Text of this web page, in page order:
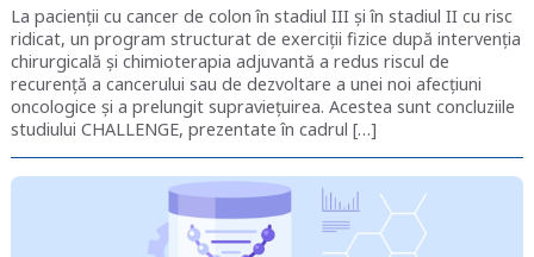
La pacienții cu cancer de colon în stadiul III și în stadiul II cu risc
ridicat, un program structurat de exerciții fizice după intervenția
chirurgicală și chimioterapia adjuvantă a redus riscul de
recurență a cancerului sau de dezvoltare a unei noi afecţiuni
oncologice și a prelungit supraviețuirea. Acestea sunt concluziile
studiului CHALLENGE, prezentate în cadrul […]